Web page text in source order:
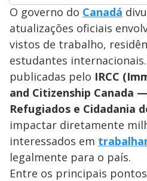
O governo do Canadá
atualizações oficiais
vistos de trabalho,
estudantes
publicadas pelo IRCC
and Citizenship Canada
Refugiados e Cidadania
impactar diretamente
interessados em
legalmente para o país.
Entre os principais